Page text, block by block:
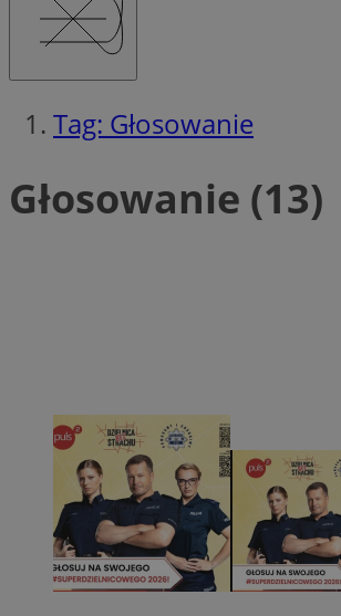
Tag: Głosowanie
Głosowanie (13)